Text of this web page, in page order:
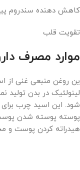
کاهش دهنده سندروم
تقویت قلب
موارد مصرف
لینولئیک در بدن تولید
شود. این اسید چرب
هیدراته کردن پوست و